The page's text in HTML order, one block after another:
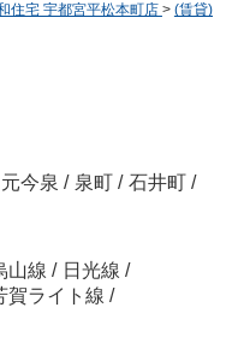
住宅 宇都宮平松本町店 > (賃貸)
元今泉 / 泉町 / 石井町 /
山線 / 日光線 /
賀ライト線 /